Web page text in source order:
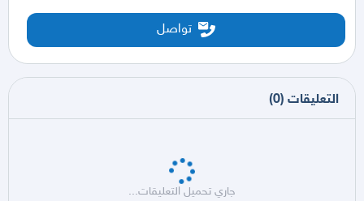
تواصل
التعليقات (
0
)
جاري تحميل التعليقات...